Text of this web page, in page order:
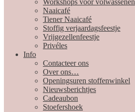
Workshops voor volwassenen
Naaicafé
Tiener Naaicafé
Stoffig verjaardagsfeestje
Vrijgezellenfeestje
Privéles
Info
Contacteer ons
Over ons…
Openingsuren stoffenwinkel
Nieuwsberichtjes
Cadeaubon
Stoefershoek